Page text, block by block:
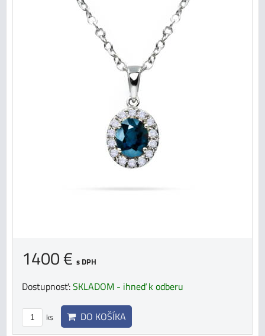
1400 € s DPH
Dostupnosť:SKLADOM - ihneď k odberu
ks DO KOŠÍKA